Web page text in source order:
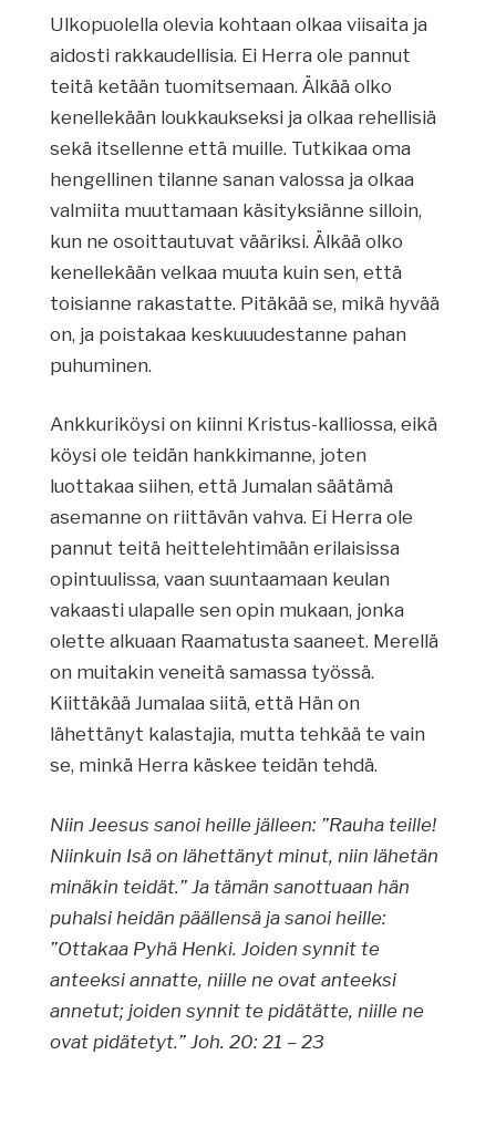
Ulkopuolella olevia kohtaan olkaa viisaita ja
aidosti rakkaudellisia. Ei Herra ole pannut
teitä ketään tuomitsemaan. Älkää olko
kenellekään loukkaukseksi ja olkaa rehellisiä
sekä itsellenne että muille. Tutkikaa oma
hengellinen tilanne sanan valossa ja olkaa
valmiita muuttamaan käsityksiänne silloin,
kun ne osoittautuvat vääriksi. Älkää olko
kenellekään velkaa muuta kuin sen, että
toisianne rakastatte. Pitäkää se, mikä hyvää
on, ja poistakaa keskuuudestanne pahan
puhuminen.
Ankkuriköysi on kiinni Kristus-kalliossa, eikä
köysi ole teidän hankkimanne, joten
luottakaa siihen, että Jumalan säätämä
asemanne on riittävän vahva. Ei Herra ole
pannut teitä heittelehtimään erilaisissa
opintuulissa, vaan suuntaamaan keulan
vakaasti ulapalle sen opin mukaan, jonka
olette alkuaan Raamatusta saaneet. Merellä
on muitakin veneitä samassa työssä.
Kiittäkää Jumalaa siitä, että Hän on
lähettänyt kalastajia, mutta tehkää te vain
se, minkä Herra käskee teidän tehdä.
Niin Jeesus sanoi heille jälleen: ”Rauha teille!
Niinkuin Isä on lähettänyt minut, niin lähetän
minäkin teidät.” Ja tämän sanottuaan hän
puhalsi heidän päällensä ja sanoi heille:
”Ottakaa Pyhä Henki. Joiden synnit te
anteeksi annatte, niille ne ovat anteeksi
annetut; joiden synnit te pidätätte, niille ne
ovat pidätetyt.” Joh. 20: 21 – 23